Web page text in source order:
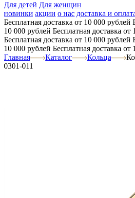
Для детей Для женщин
новинки акции о нас доставка и
Бесплатная доставка от 10 000 рублей
10 000 рублей Бесплатная доставка от
Бесплатная доставка от 10 000 рублей
10 000 рублей Бесплатная доставка от
Главная
Каталог Кольца
0301-011